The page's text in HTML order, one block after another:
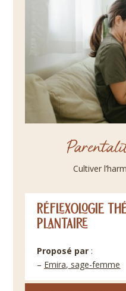
Cultiver
Réflexologie
plantaire
Proposé par :
– Emira, sage-femme